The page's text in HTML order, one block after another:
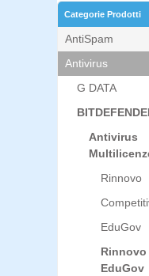
Categorie Prodotti
AntiSpam
Antivirus
G DATA
Antivirus
Rinnovo
EduGov
Rinnovo
EduGov